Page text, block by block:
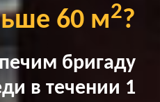
60 м2?
бригаду
в течении 1